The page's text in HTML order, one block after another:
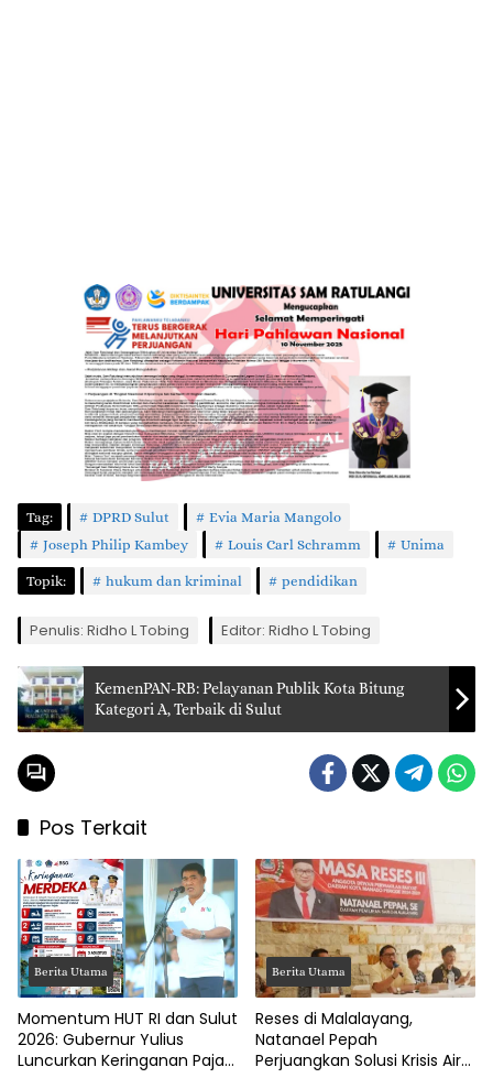
Tag: DPRD Sulut
Evia Maria Mangolo
Joseph Philip Kambey
Louis Carl Schramm Unima
Topik: hukum dan kriminal pendidikan
Penulis: Ridho L Tobing Editor: Ridho L Tobing
KemenPAN-RB: Pelayanan Publik Kota Bitung
Kategori A, Terbaik di Sulut
Pos Terkait
Berita Utama
Momentum HUT RI dan Sulut
2026: Gubernur Yulius
Luncurkan Keringanan Pajak
Berita Utama
Reses di Malalayang,
Natanael Pepah
Perjuangkan Solusi Krisis Air